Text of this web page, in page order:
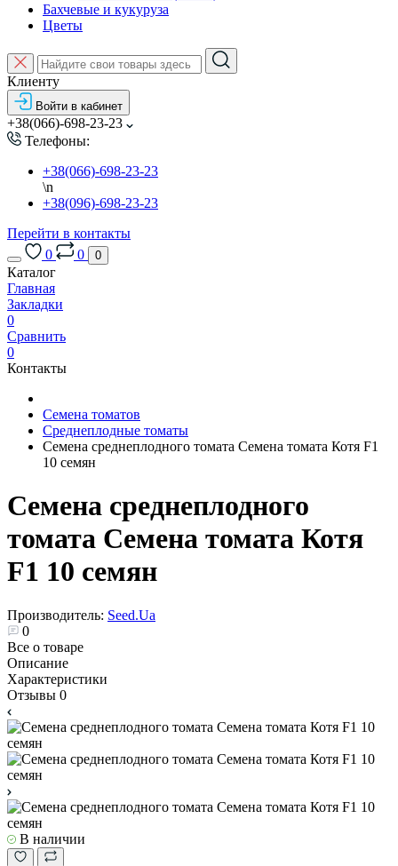
Бахчевые и кукуруза
Цветы
Клиенту
Войти в кабинет
+38(066)-698-23-23
Телефоны:
+38(066)-698-23-23
\n
+38(096)-698-23-23
Перейти в контакты
0
0 0
Каталог
Главная
Закладки
0
Сравнить
0
Контакты
Семена томатов
Среднеплодные томаты
Семена среднеплодного томата Cемена томата Котя F1
10 семян
Семена среднеплодного
томата Cемена томата Котя
F1 10 семян
Производитель: Seed.Ua
0
Все о товаре
Описание
Характеристики
Отзывы 0
В наличии